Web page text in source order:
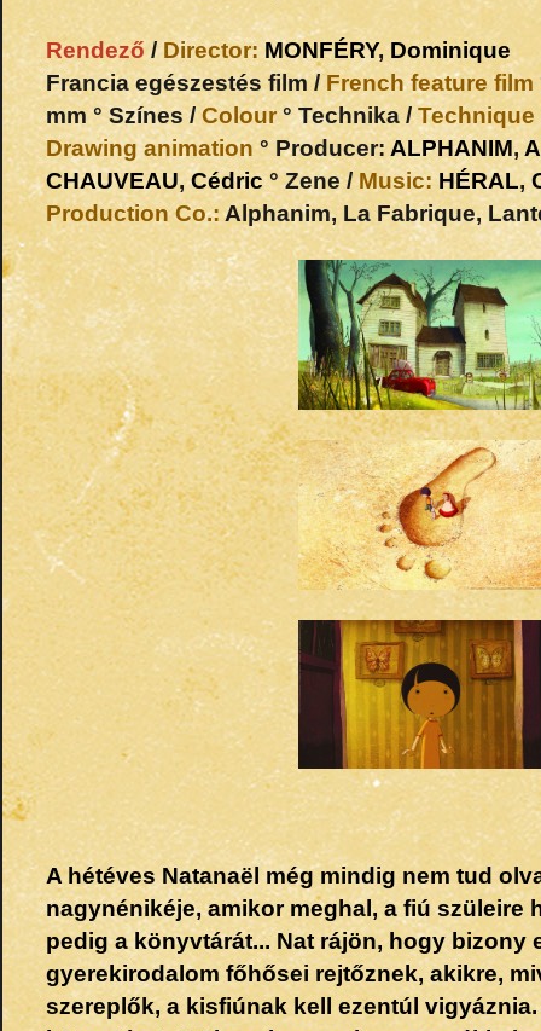
Rendező/Director:MONFÉRY,Dominique
Francia egészestés film /French feature film
mm ° Színes /Colour° Technika /
Drawing animation° Producer:ALPHANIM,
CHAUVEAU,Cédric ° Zene /Music:HÉRAL,
Production Co.:Alphanim, La Fabrique,
A hétéves Natanaël még mindig nem tud
nagynénikéje, amikor meghal, a fiú szüleire
pedig a könyvtárát... Nat rájön, hogy bizony
gyerekirodalom főhősei rejtőznek, akikre,
szereplők, a kisfiúnak kell ezentúl